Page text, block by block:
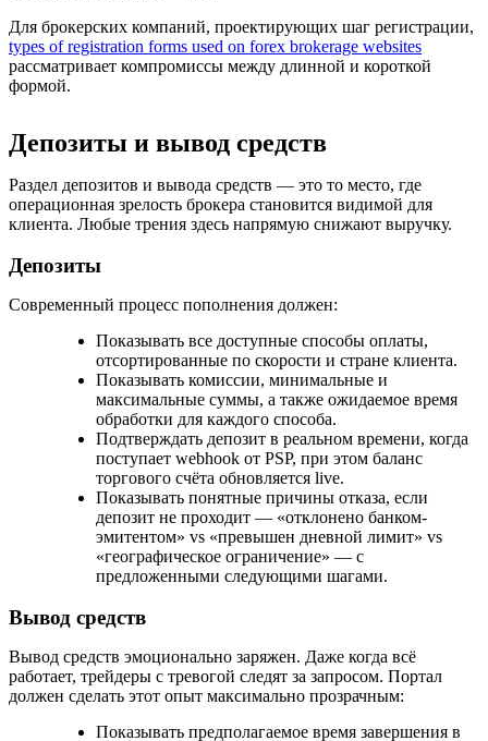
Для брокерских компаний, проектирующих шаг регистрации,
types of registration forms used on forex brokerage websites
рассматривает компромиссы между длинной и короткой
формой.
Депозиты и вывод средств
Раздел депозитов и вывода средств — это то место, где
операционная зрелость брокера становится видимой для
клиента. Любые трения здесь напрямую снижают выручку.
Депозиты
Современный процесс пополнения должен:
Показывать все доступные способы оплаты,
отсортированные по скорости и стране клиента.
Показывать комиссии, минимальные и
максимальные суммы, а также ожидаемое время
обработки для каждого способа.
Подтверждать депозит в реальном времени, когда
поступает webhook от PSP, при этом баланс
торгового счёта обновляется live.
Показывать понятные причины отказа, если
депозит не проходит — «отклонено банком-
эмитентом» vs «превышен дневной лимит» vs
«географическое ограничение» — с
предложенными следующими шагами.
Вывод средств
Вывод средств эмоционально заряжен. Даже когда всё
работает, трейдеры с тревогой следят за запросом. Портал
должен сделать этот опыт максимально прозрачным:
Показывать предполагаемое время завершения в